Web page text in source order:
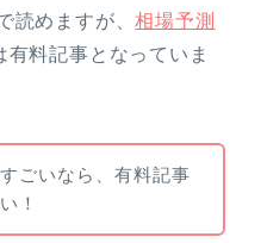
読めますが、相場予測
有料記事となっていま
ごいなら、有料記事
！